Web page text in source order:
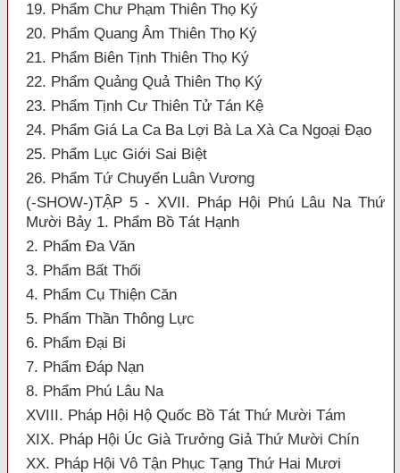
19. Phẩm Chư Phạm Thiên Thọ Ký
20. Phẩm Quang Âm Thiên Thọ Ký
21. Phẩm Biên Tịnh Thiên Thọ Ký
22. Phẩm Quảng Quả Thiên Thọ Ký
23. Phẩm Tịnh Cư Thiên Tử Tán Kệ
24. Phẩm Giá La Ca Ba Lợi Bà La Xà Ca Ngoại Đạo
25. Phẩm Lục Giới Sai Biệt
26. Phẩm Tứ Chuyển Luân Vương
(-SHOW-)TẬP 5 - XVII. Pháp Hội Phú Lâu Na Thứ
Mười Bảy 1. Phẩm Bồ Tát Hạnh
2. Phẩm Đa Văn
3. Phẩm Bất Thối
4. Phẩm Cụ Thiện Căn
5. Phẩm Thần Thông Lực
6. Phẩm Đại Bi
7. Phẩm Đáp Nạn
8. Phẩm Phú Lâu Na
XVIII. Pháp Hội Hộ Quốc Bồ Tát Thứ Mười Tám
XIX. Pháp Hội Úc Già Trưởng Giả Thứ Mười Chín
XX. Pháp Hội Vô Tận Phục Tạng Thứ Hai Mươi